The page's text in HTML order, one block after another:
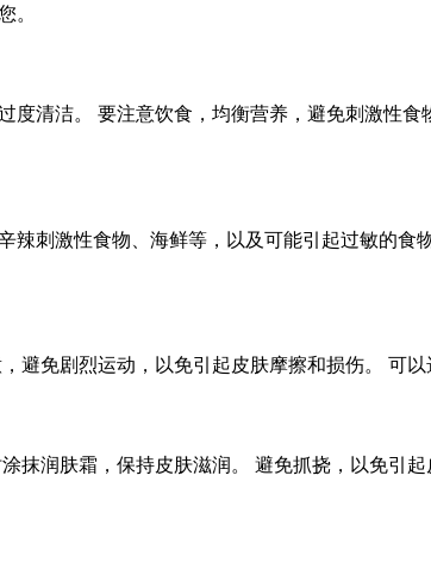
。
清洁。 要注意饮食，均衡营养，避免刺激性
刺激性食物、海鲜等，以及可能引起过敏的食
免剧烈运动，以免引起皮肤摩擦和损伤。 可以
润肤霜，保持皮肤滋润。 避免抓挠，以免引